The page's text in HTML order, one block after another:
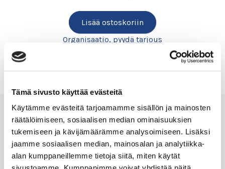
Tämä sivusto käyttää evästeitä
Käytämme evästeitä tarjoamamme sisällön ja mainosten
räätälöimiseen, sosiaalisen median ominaisuuksien
tukemiseen ja kävijämäärämme analysoimiseen. Lisäksi
jaamme sosiaalisen median, mainosalan ja analytiikka-
alan kumppaneillemme tietoja siitä, miten käytät
Lisää ostoskoriin
Organisaatio, pyydä tarjous
Muutkin ovat ostaneet